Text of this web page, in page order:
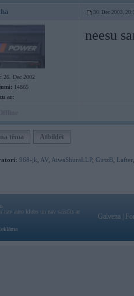
30. Dec 2003,
26. Dec 2002
14865
ar:
neesu
tēma Atbildēt
968-jk AV AiwaShuraLLP, GirtzB Lafter
nav auto klubs un nav saistīts ar
Galvena